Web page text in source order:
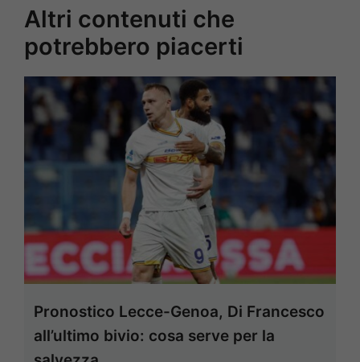
Altri contenuti che
potrebbero piacerti
Pronostico Lecce-Genoa, Di Francesco
all’ultimo bivio: cosa serve per la